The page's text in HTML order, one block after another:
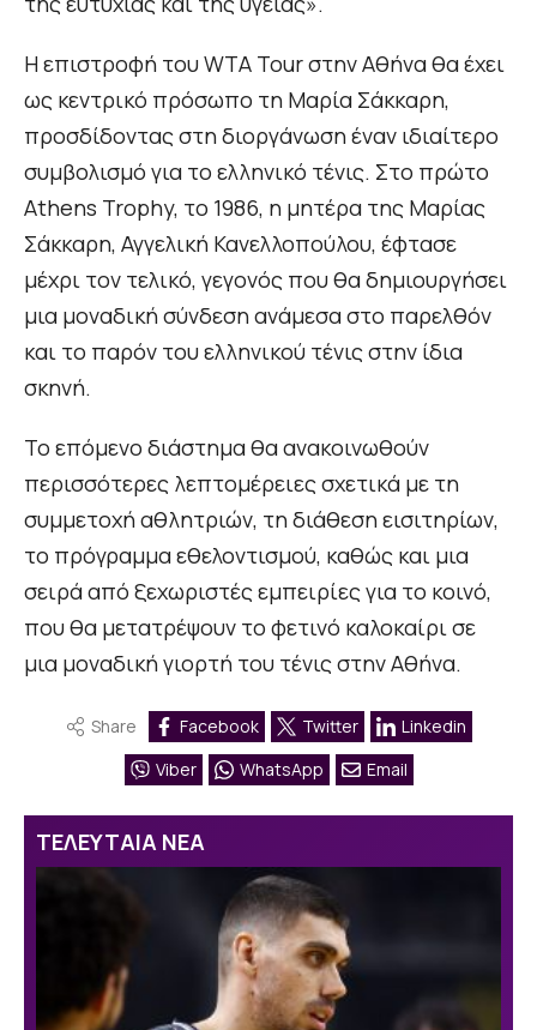
Η επιστροφή του WTA Tour στην Αθήνα θα έχει
ως κεντρικό πρόσωπο τη Μαρία Σάκκαρη,
προσδίδοντας στη διοργάνωση έναν ιδιαίτερο
συμβολισμό για το ελληνικό τένις. Στο πρώτο
Athens Trophy, το 1986, η μητέρα της Μαρίας
Σάκκαρη, Αγγελική Κανελλοπούλου, έφτασε
μέχρι τον τελικό, γεγονός που θα δημιουργήσει
μια μοναδική σύνδεση ανάμεσα στο παρελθόν
και το παρόν του ελληνικού τένις στην ίδια
σκηνή.
Το επόμενο διάστημα θα ανακοινωθούν
περισσότερες λεπτομέρειες σχετικά με τη
συμμετοχή αθλητριών, τη διάθεση εισιτηρίων,
το πρόγραμμα εθελοντισμού, καθώς και μια
σειρά από ξεχωριστές εμπειρίες για το κοινό,
που θα μετατρέψουν το φετινό καλοκαίρι σε
μια μοναδική γιορτή του τένις στην Αθήνα.
Share Facebook Twitter
Linkedin
Viber
WhatsApp Email
ΤΕΛΕΥΤΑΙΑ ΝΕΑ